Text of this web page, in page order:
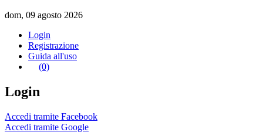
dom, 09 agosto 2026
Login
Registrazione
Guida all'uso
(0)
Login
Accedi tramite Facebook
Accedi tramite Google